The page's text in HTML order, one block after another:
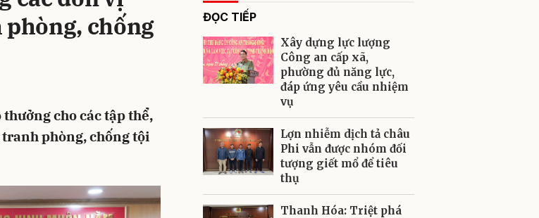
chống
cho các tập thể,
phòng, chống tội
ĐỌC TIẾP
Xây dựng lực lượng
Công an cấp xã,
phường đủ năng lực,
đáp ứng yêu cầu nhiệm
vụ
Lợn nhiễm dịch tả châu
Phi vẫn được nhóm đối
tượng giết mổ để tiêu
thụ
Thanh Hóa: Triệt phá
Gửi